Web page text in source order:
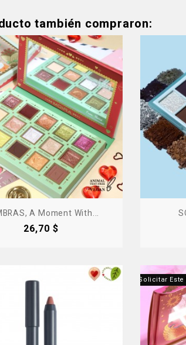
también compraron:
A Moment With...
Precio
26,70 $
Fuera De Stock - Contáctanos Para Solicitar